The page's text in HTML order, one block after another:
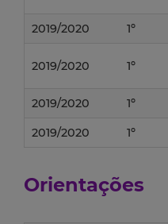
2019/2020 1º
2019/2020 1º
2019/2020 1º
2019/2020 1º
Orientações